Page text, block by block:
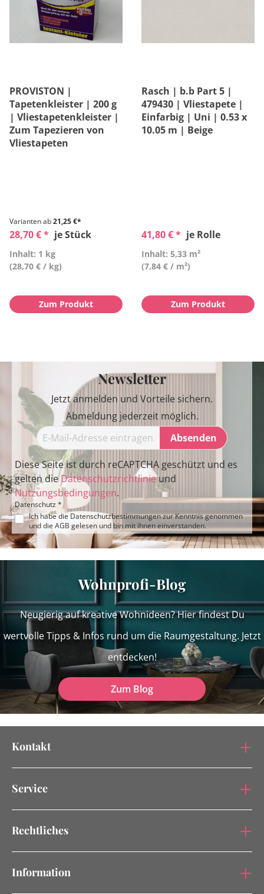
PROVISTON |
Tapetenkleister | 200 g
| Vliestapetenkleister |
Zum Tapezieren von
Vliestapeten
Varianten ab21,25 €*
28,70 € * je Stück
Inhalt: 1 kg
(28,70 € / kg)
Zum Produkt
Rasch | b.b Part 5 |
479430 | Vliestapete |
Einfarbig | Uni | 0.53 x
10.05 m | Beige
41,80 € * je Rolle
Inhalt: 5,33 m²
(7,84 € / m²)
Zum Produkt
Newsletter
Jetzt anmelden und Vorteile sichern.
Abmeldung jederzeit möglich.
Absenden
Diese Seite ist durch reCAPTCHA geschützt und es
gelten dieDatenschutzrichtlinieund
Nutzungsbedingungen.
Datenschutz *
Ich habe die Datenschutzbestimmungenzur Kenntnis genommen
und die AGB gelesen und bin mit ihnen einverstanden.
Wohnprofi-Blog
Neugierig auf kreative Wohnideen? Hier findest Du
wertvolle Tipps & Infos rund um die Raumgestaltung. Jetzt
entdecken!
Zum Blog
Kontakt
Service
Rechtliches
Information